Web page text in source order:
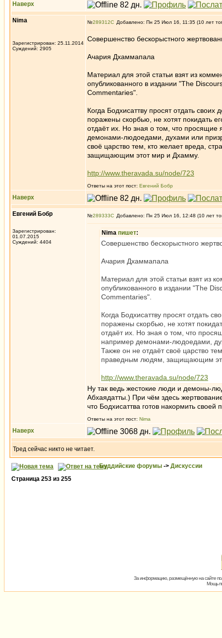
Наверх
Nima
Зарегистрирован: 25.11.2014
Суждений: 2905
№289312 Добавлено: Пн 25 Июл 16, 11:35 (10 лет
Совершенство бескорыстного
Ачария Дхаммапала
Материал для этой статьи взят из
опубликованного в издании "The
Commentaries".
Когда Бодхисаттву просят отдать
поражены скорбью, не хотят покидать
отдаёт их. Но зная о том, что
демонами-людоедами, духами или
своё царство тем, кто желает вреда,
защищающим этот мир и Дхамму.
http://www.theravada.su/node/723
Ответы на этот пост: Евгений Бобр
Наверх
Евгений Бобр
Зарегистрирован:
01.07.2015
Суждений: 4404
№289333 Добавлено: Пн 25 Июл 16, 12:48 (10 лет
Nima пишет:
Совершенство бескорыстного
Ачария Дхаммапала
Материал для этой статьи взят из
опубликованного в издании "The
Commentaries".
Когда Бодхисаттву просят отдать
поражены скорбью, не хотят
отдаёт их. Но зная о том, что
например демонами-людоедами,
Также он не отдаёт своё царство
праведным людям, защищающим
http://www.theravada.su/node/723
Ну так ведь жестокие люди и демоны-
Абхаядатты.) При чём здесь
что Бодхисаттва готов накормить
Ответы на этот пост: Nima
Наверх
Тред сейчас никто не читает.
Буддийские форумы -> Дискуссии
Страница 253 из 255
За информацию, размещённую на сайте
Мощь